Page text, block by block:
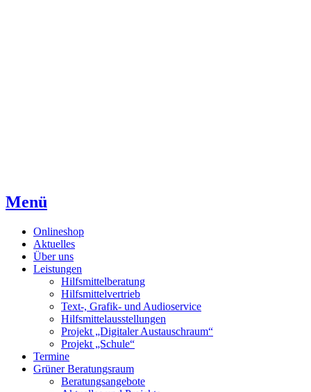
Menü
Onlineshop
Aktuelles
Über uns
Leistungen
Hilfsmittelberatung
Hilfsmittelvertrieb
Text-, Grafik- und Audioservice
Hilfsmittelausstellungen
Projekt „Digitaler Austauschraum“
Projekt „Schule“
Termine
Grüner Beratungsraum
Beratungsangebote